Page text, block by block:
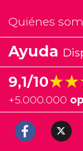
Quiénes
Ayuda
9,1/10
+5.000.000